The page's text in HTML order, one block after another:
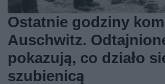
Ostatnie godziny
Auschwitz.
pokazują, co działo
szubienicą